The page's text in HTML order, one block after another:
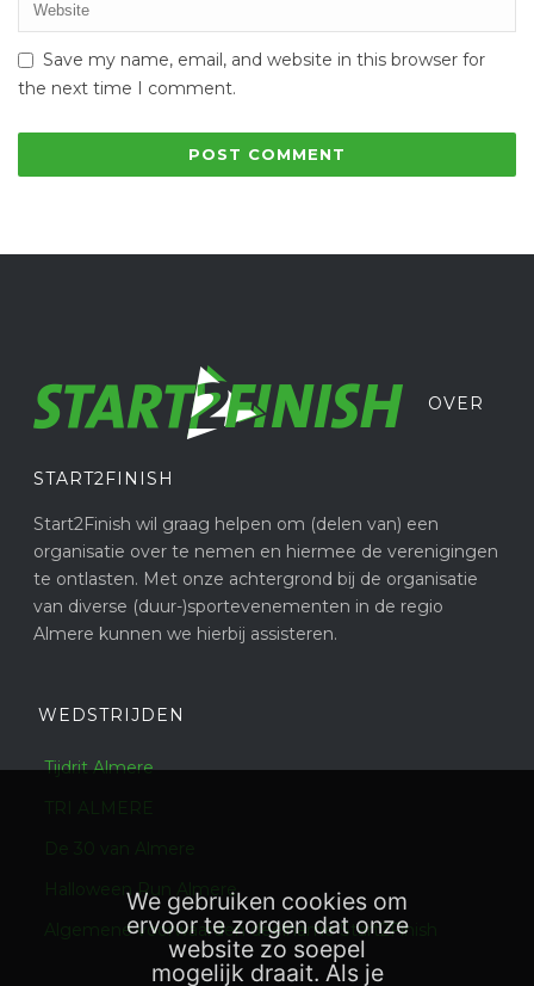
Save my name, email, and website in this browser for
the next time I comment.
OVER
START2FINISH
Start2Finish wil graag helpen om (delen van) een
organisatie over te nemen en hiermee de verenigingen
te ontlasten. Met onze achtergrond bij de organisatie
van diverse (duur-)sportevenementen in de regio
Almere kunnen we hierbij assisteren.
WEDSTRIJDEN
Tijdrit Almere
TRI ALMERE
De 30 van Almere
Halloween Run Almere
Algemene voorwaarden deelname Start2Finish
We gebruiken cookies om
ervoor te zorgen dat onze
website zo soepel
mogelijk draait. Als je